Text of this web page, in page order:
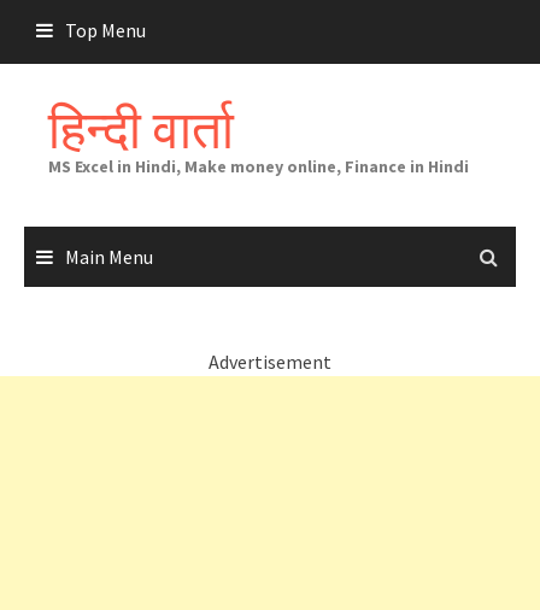
content
Top Menu
हिन्दी वार्ता
MS Excel in Hindi, Make money online, Finance in Hindi
Main Menu
Advertisement